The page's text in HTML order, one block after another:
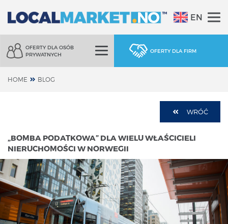
EN
OFERTY DLA OSÓB
PRYWATNYCH
OFERTY DLA FIRM
HOME BLOG
WRÓĆ
„BOMBA PODATKOWA” DLA WIELU WŁAŚCICIELI
NIERUCHOMOŚCI W NORWEGII